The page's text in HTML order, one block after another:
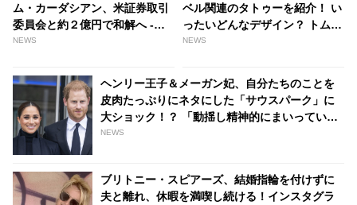
ム・カーダシアン、米証券取引
委員会と約２億円で和解へ -
tvgroove
NEWS
ベル関連のタトゥーを紹介！ い
ったいどんなデザイン？ トム・
ホランドはスパイダーマンのシ
tvgroove
NEWS
ヘンリー王子＆メーガン妃、自分たちのことを
皮肉たっぷりにネタにした「サウスパーク」に
大ショック！？ 「動揺し精神的にまいってい
る」 - tvgroove
NEWS
ブリトニー・スピアーズ、結婚指輪を付けずに
夫と離れ、休暇を満喫し続ける！インスタグラ